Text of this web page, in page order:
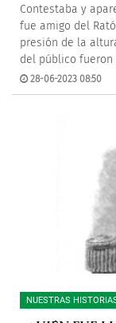
Contestaba y
fue amigo del
presión de la
del público fueron
28-06-2023 08:50
NUESTRAS